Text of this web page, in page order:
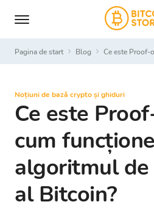
Pagina de start Blog Ce este Proof-of-Work
Noțiuni de bază crypto și ghiduri
Ce este
cum
algoritmul de
al Bitcoin?